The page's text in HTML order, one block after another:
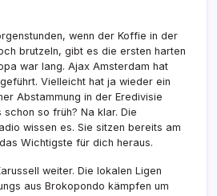
wenn der Koffie in der
brutzeln, gibt es die ersten harten
war lang. Ajax Amsterdam hat
Vielleicht hat ja wieder ein
Abstammung in der Eredivisie
so früh? Na klar. Die
wissen es. Sie sitzen bereits am
Wichtigste für dich heraus.
weiter. Die lokalen Ligen
aus Brokopondo kämpfen um